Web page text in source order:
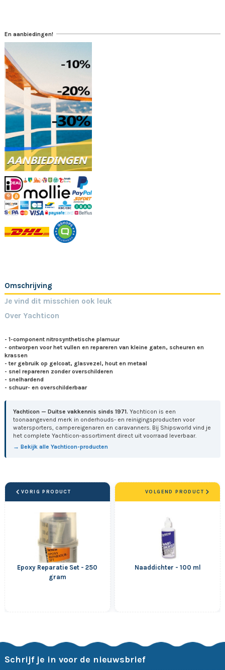
En aanbiedingen!
Omschrijving
Je vind dit misschien ook leuk
Over Yachticon
- 1-component nitrosynthetische plamuur
- ontworpen voor het vullen en repareren van kleine gaten, scheuren en
krassen
- ter gebruik op gelcoat, glasvezel, hout en metaal
- snel repareren zonder overschilderen
- snelhardend
- schuur- en overschilderbaar
Yachticon — Duitse vakkennis sinds 1971. Yachticon is een
toonaangevend merk in onderhouds- en reinigingsproducten voor
watersporters, campereigenaren en caravanners. Bij Shipsworld vind je
het complete Yachticon-assortiment direct uit voorraad leverbaar.
→ Bekijk alle Yachticon-producten
VORIG PRODUCT
Epoxy Reparatie Set - 250
gram
Naaddichter - 100 ml
VOLGEND PRODUCT
Schrijf je in voor de nieuwsbrief